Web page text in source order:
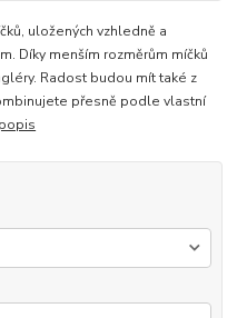
uložených vzhledně a
Díky menším rozměrům míčků
Radost budou mít také z
přesně podle vlastní